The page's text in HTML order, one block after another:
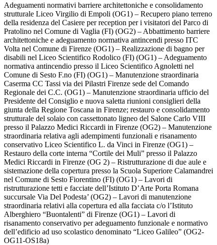
Adeguamenti normativi barriere architettoniche e consolidamento
strutturale Liceo Virgilio di Empoli (OG1) – Recupero piano terreno
della residenza del Casiere per reception per i visitatori del Parco di
Pratolino nel Comune di Vaglia (FI) (OG2) – Abbattimento barriere
architettoniche e adeguamento normativa antincendi presso ITC
Volta nel Comune di Firenze (OG1) – Realizzazione di bagno per
disabili nel Liceo Scientifico Rodolico (FI) (OG1) – Adeguamento
normativa antincendio presso il Liceo Scientifico Agnoletti nel
Comune di Sesto F.no (FI) (OG1) – Manutenzione straordinaria
Caserma CC Tassi via dei Pilastri Firenze sede del Comando
Regionale dei C.C. (OG1) – Manutenzione straordinaria ufficio del
Presidente del Consiglio e nuova saletta riunioni consiglieri della
giunta della Regione Toscana in Firenze; restauro e consolidamento
strutturale del solaio con cassettonato ligneo del Salone Carlo VIII
presso il Palazzo Medici Riccardi in Firenze (OG2) – Manutenzione
straordinaria relativa agli adempimenti funzionali e risanamento
conservativo Liceo Scientifico L. da Vinci in Firenze (OG1) –
Restauro della corte interna “Cortile dei Muli” presso il Palazzo
Medici Riccardi in Firenze (OG 2) – Ristrutturazione di due aule e
sistemazione della copertura presso la Scuola Superiore Calamandrei
nel Comune di Sesto Fiorentino (FI) (OG1) – Lavori di
ristrutturazione tetti e facciate dell’Istituto D’Arte Porta Romana
succursale Via Del Podesta’ (OG2) – Lavori di manutenzione
straordinaria relativi alla copertura ed alla facciata c/o l’Istituto
Alberghiero “Buontalenti” di Firenze (OG1) – Lavori di
risanamento conservativo per adeguamento funzionale e normativo
dell’edificio ad uso scolastico denominato “Liceo Galileo” (OG2-
OG11-OS18a)